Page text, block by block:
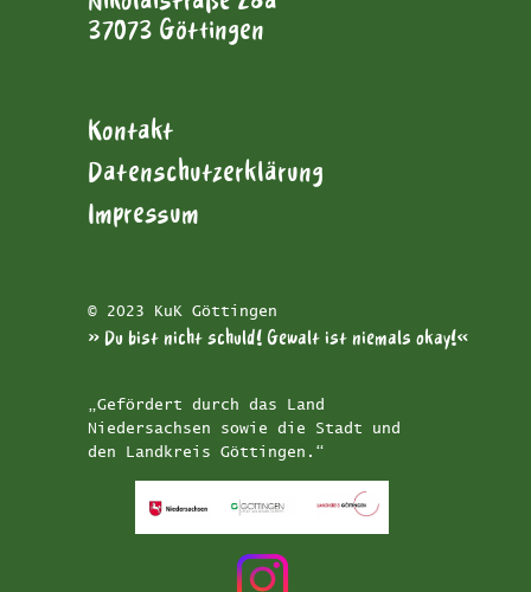
37073 Göttingen
Kontakt
Datenschutzerklärung
Impressum
© 2023 KuK Göttingen
»Du bist nicht schuld! Gewalt ist niemals okay!«
„Gefördert durch das Land
Niedersachsen sowie die Stadt und
den Landkreis Göttingen.“